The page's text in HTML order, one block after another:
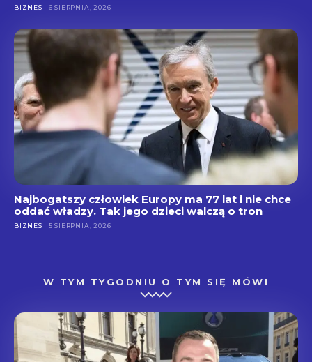
BIZNES 6 SIERPNIA, 2026
Najbogatszy człowiek Europy ma 77 lat i nie chce
oddać władzy. Tak jego dzieci walczą o tron
BIZNES 5 SIERPNIA, 2026
W TYM TYGODNIU O TYM SIĘ MÓWI